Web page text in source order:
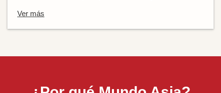
Ver más